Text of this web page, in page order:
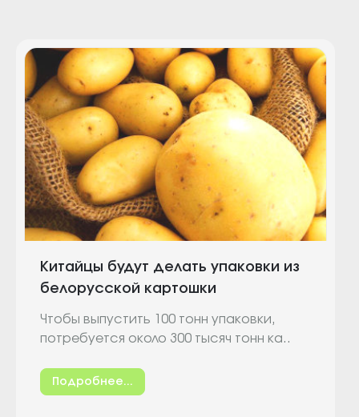
Китайцы будут делать упаковки из
белорусской картошки
Чтобы выпустить 100 тонн упаковки,
потребуется около 300 тысяч тонн ка..
Подробнее...